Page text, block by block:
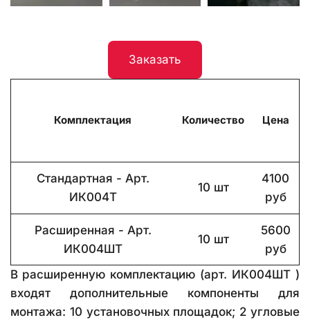
Заказать
Комплектация Количество Цена
Стандартная - Арт.
ИК004Т
10 шт
4100
руб
Расширенная - Арт.
ИК004ШТ
10 шт
5600
руб
В расширенную комплектацию (арт. ИК004ШТ )
входят дополнительные компоненты для
монтажа: 10 установочных площадок; 2 угловые